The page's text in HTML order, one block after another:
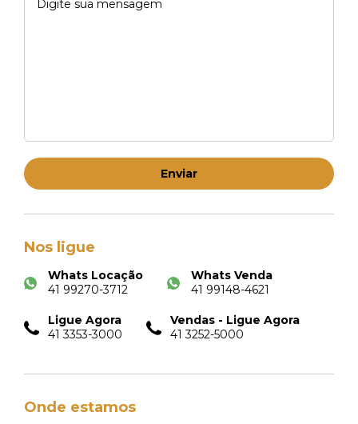
Whats Venda
Enviar
Nos ligue
Whats Locação
41 99270-3712
Whats Venda
41 99148-4621
Ligue Agora
41 3353-3000
Vendas - Ligue Agora
41 3252-5000
Onde estamos